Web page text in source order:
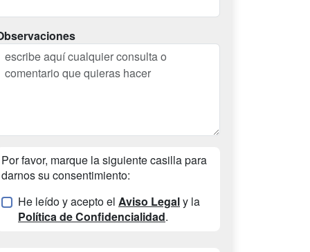
Por favor, marque la siguiente casilla para
darnos su consentimiento:
He leído y acepto el Aviso Legaly la
Política de Confidencialidad.